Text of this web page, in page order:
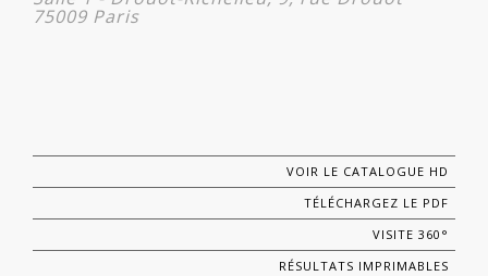
75009 Paris
VOIR LE CATALOGUE HD
TÉLÉCHARGEZ LE PDF
VISITE 360°
RÉSULTATS IMPRIMABLES